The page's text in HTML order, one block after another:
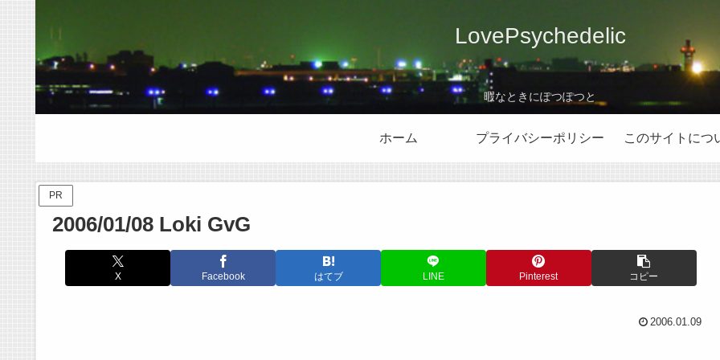
LovePsychedelic
暇なときにぽつぽつと
ホーム プライバシーポリシー このサイトにつ
PR
2006/01/08 Loki GvG
X Facebook はてブ LINE Pinterest コピー
2006.01.09